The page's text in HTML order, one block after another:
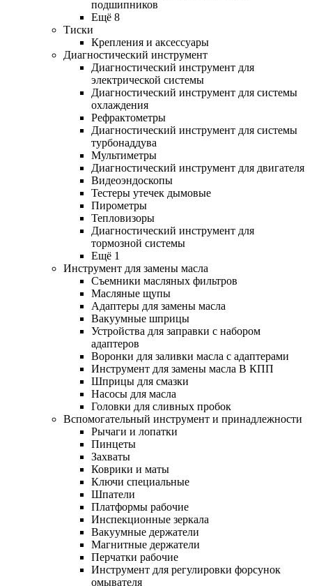
подшипников
Ещё 8
Тиски
Крепления и аксессуары
Диагностический инструмент
Диагностический инструмент для
электрической системы
Диагностический инструмент для системы
охлаждения
Рефрактометры
Диагностический инструмент для системы
турбонаддува
Мультиметры
Диагностический инструмент для двигателя
Видеоэндоскопы
Тестеры утечек дымовые
Пирометры
Тепловизоры
Диагностический инструмент для
тормозной системы
Ещё 1
Инструмент для замены масла
Съемники масляных фильтров
Масляные щупы
Адаптеры для замены масла
Вакуумные шприцы
Устройства для заправки с набором
адаптеров
Воронки для заливки масла с адаптерами
Инструмент для замены масла В КПП
Шприцы для смазки
Насосы для масла
Головки для сливных пробок
Вспомогательный инструмент и принадлежности
Рычаги и лопатки
Пинцеты
Захваты
Коврики и маты
Ключи специальные
Шпатели
Платформы рабочие
Инспекционные зеркала
Вакуумные держатели
Магнитные держатели
Перчатки рабочие
Инструмент для регулировки форсунок
омывателя